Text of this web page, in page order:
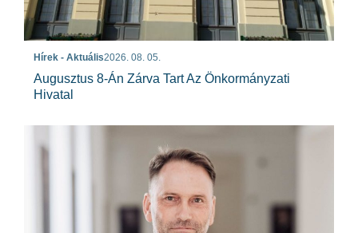
Hírek - Aktuális2026. 08. 05.
Augusztus 8-Án Zárva Tart Az Önkormányzati
Hivatal